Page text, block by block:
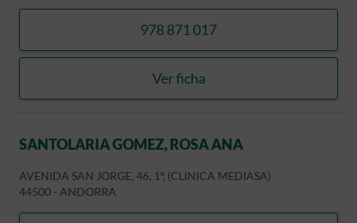
978 871 017
llamar BAETA GALVE, ANA
Ver ficha
BAETA GALVE, ANA
SANTOLARIA GOMEZ, ROSA ANA
AVENIDA SAN JORGE, 46, 1º, (CLINICA MEDIASA)
44500 - ANDORRA